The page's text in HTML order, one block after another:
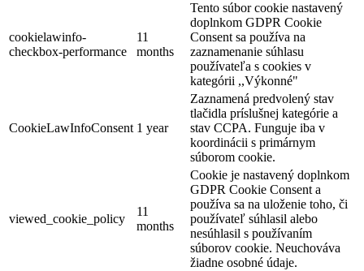
cookielawinfo-
checkbox-performance
11
months
Tento súbor cookie nastavený
doplnkom GDPR Cookie
Consent sa používa na
zaznamenanie súhlasu
používateľa s cookies v
kategórii ,,Výkonné"
CookieLawInfoConsent 1 year
Zaznamená predvolený stav
tlačidla príslušnej kategórie a
stav CCPA. Funguje iba v
koordinácii s primárnym
súborom cookie.
viewed_cookie_policy
11
months
Cookie je nastavený doplnkom
GDPR Cookie Consent a
používa sa na uloženie toho, či
používateľ súhlasil alebo
nesúhlasil s používaním
súborov cookie. Neuchováva
žiadne osobné údaje.